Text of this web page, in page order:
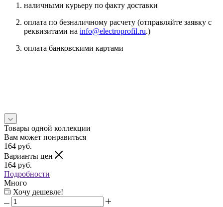
наличными курьеру по факту доставки
оплата по безналичному расчету (отправляйте заявку с
реквизитами на info@electroprofil.ru.)
оплата банковскими картами
Товары одной коллекции
Вам может понравиться
164 руб.
Варианты цен
164 руб.
Подробности
Много
Хочу дешевле!